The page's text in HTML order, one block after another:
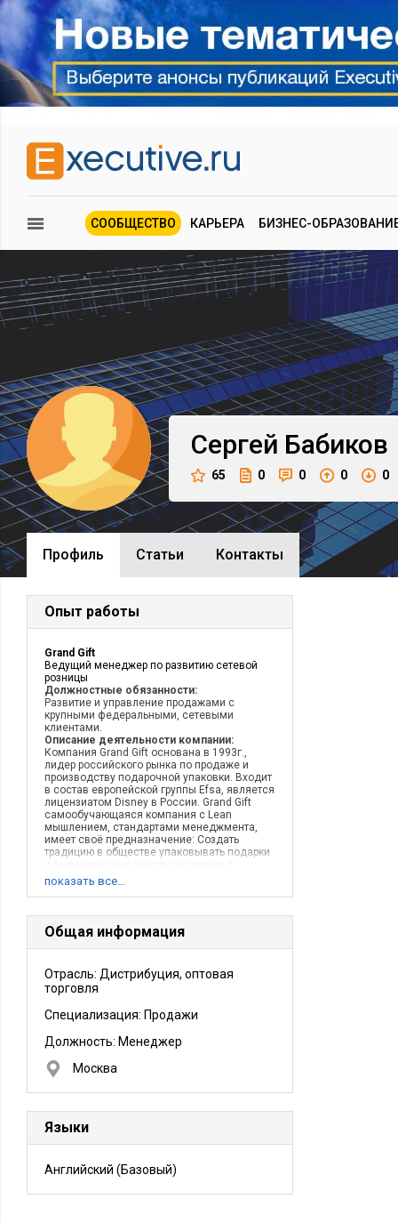
СООБЩЕСТВО КАРЬЕРА БИЗНЕС-
Сергей Бабиков
65 0 0 0 0
Профиль Cтатьи Контакты
Опыт работы
Grand Gift
Ведущий менеджер по развитию сетевой
розницы
Должностные обязанности:
Развитие и управление продажами с
крупными федеральными, сетевыми
клиентами.
Описание деятельности компании:
Компания Grand Gift основана в 1993г.,
лидер российского рынка по продаже и
производству подарочной упаковки. Входит
в состав европейской группы Efsa, является
лицензиатом Disney в России. Grand Gift
самообучающаяся компания с Lean
мышлением, стандартами менеджмента,
имеет своё предназначение: Создать
традицию в обществе упаковывать подарки
помощью подарочной упаковки.
показать все…
Общая информация
Отрасль: Дистрибуция, оптовая
торговля
Специализация: Продажи
Должность: Менеджер
Москва
Языки
Английский (Базовый)